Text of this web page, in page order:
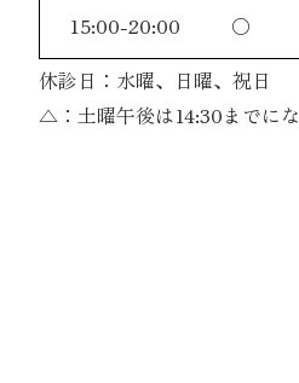
15:00-20:00
〇
休診日：水曜、日曜、祝日
△：土曜午後は14:30までにな